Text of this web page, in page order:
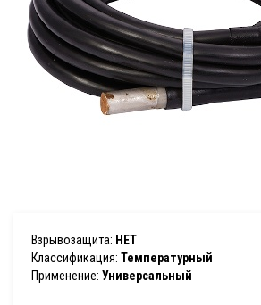
Взрывозащита: НЕТ
Классификация: Температурный
Применение: Универсальный